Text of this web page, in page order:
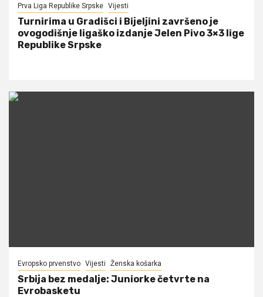
Prva Liga Republike Srpske Vijesti
Turnirima u Gradišci i Bijeljini završeno je
ovogodišnje ligaško izdanje Jelen Pivo 3×3 lige
Republike Srpske
Evropsko prvenstvo Vijesti Ženska košarka
Srbija bez medalje: Juniorke četvrte na
Evrobasketu